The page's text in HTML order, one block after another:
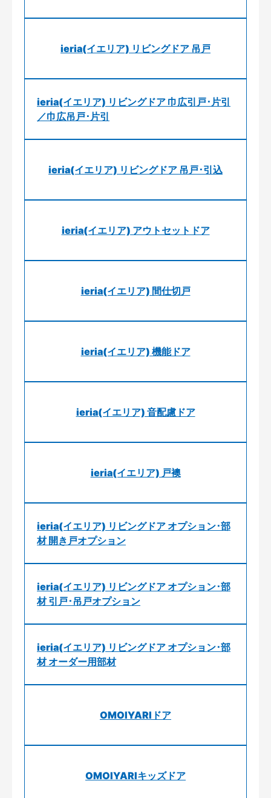
ieria(イエリア) リビングドア 吊戸
ieria(イエリア) リビングドア 巾広引戸･片引
／巾広吊戸･片引
ieria(イエリア) リビングドア 吊戸･引込
ieria(イエリア) アウトセットドア
ieria(イエリア) 間仕切戸
ieria(イエリア) 機能ドア
ieria(イエリア) 音配慮ドア
ieria(イエリア) 戸襖
ieria(イエリア) リビングドア オプション･部
材 開き戸オプション
ieria(イエリア) リビングドア オプション･部
材 引戸･吊戸オプション
ieria(イエリア) リビングドア オプション･部
材 オーダー用部材
OMOIYARIドア
OMOIYARIキッズドア